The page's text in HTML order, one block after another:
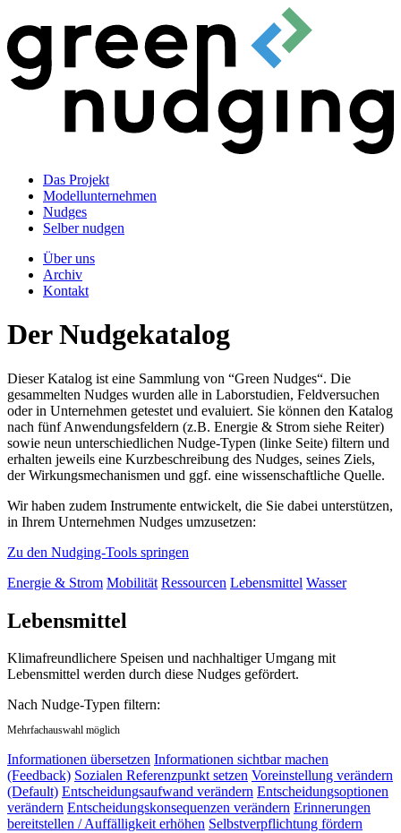
Das Projekt
Modellunternehmen
Nudges
Selber nudgen
Über uns
Archiv
Kontakt
Der Nudgekatalog
Dieser Katalog ist eine Sammlung von “Green Nudges“. Die
gesammelten Nudges wurden alle in Laborstudien, Feldversuchen
oder in Unternehmen getestet und evaluiert. Sie können den Katalog
nach fünf Anwendungsfeldern (z.B. Energie & Strom siehe Reiter)
sowie neun unterschiedlichen Nudge-Typen (linke Seite) filtern und
erhalten jeweils eine Kurzbeschreibung des Nudges, seines Ziels,
der Wirkungsmechanismen und ggf. eine wissenschaftliche Quelle.
Wir haben zudem Instrumente entwickelt, die Sie dabei unterstützen,
in Ihrem Unternehmen Nudges umzusetzen:
Zu den Nudging-Tools springen
Energie & Strom Mobilität Ressourcen Lebensmittel Wasser
Lebensmittel
Klimafreundlichere Speisen und nachhaltiger Umgang mit
Lebensmittel werden durch diese Nudges gefördert.
Nach Nudge-Typen filtern:
Mehrfachauswahl möglich
Informationen übersetzen Informationen sichtbar machen
(Feedback) Sozialen Referenzpunkt setzen Voreinstellung verändern
(Default) Entscheidungsaufwand verändern Entscheidungsoptionen
verändern Entscheidungskonsequenzen verändern Erinnerungen
bereitstellen / Auffälligkeit erhöhen Selbstverpflichtung fördern